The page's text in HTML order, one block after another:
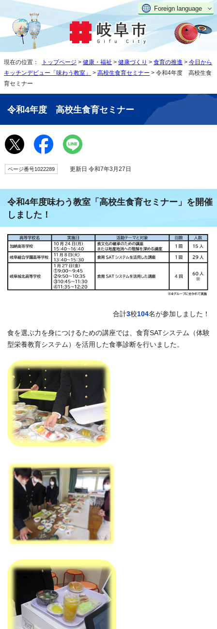
Foreign language
現在の位置： トップページ > 健康・福祉 > 健康づくり > 食育の推進 > 今日から
キッチンデビュー「味わう教室」
> 高校生食育セミナー > 令和4年度 高校生食
育セミナー
令和4年度 高校生食育セミナー
ページ番号1022289 更新日 令和7年3月27日
令和4年度味わう教室「高校生食育セミナー」を開催
しました！
合計3校104名が参加しました！
食を選ぶ力を身につけるための講座では、食育SATシステム（体験
型栄養教育システム）を活用した食事診断を行いました。